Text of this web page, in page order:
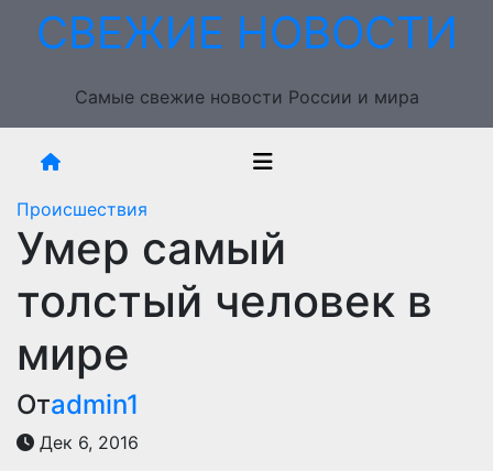
ПерейтиСВЕЖИЕ НОВОСТИ
Самые свежие новости России и мира
Происшествия
Умер самый
толстый человек в
мире
Отadmin1
Дек 6, 2016